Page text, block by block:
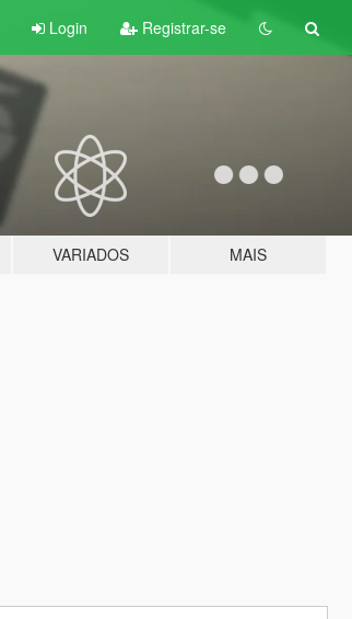
Login Registrar-se
VARIADOS MAIS